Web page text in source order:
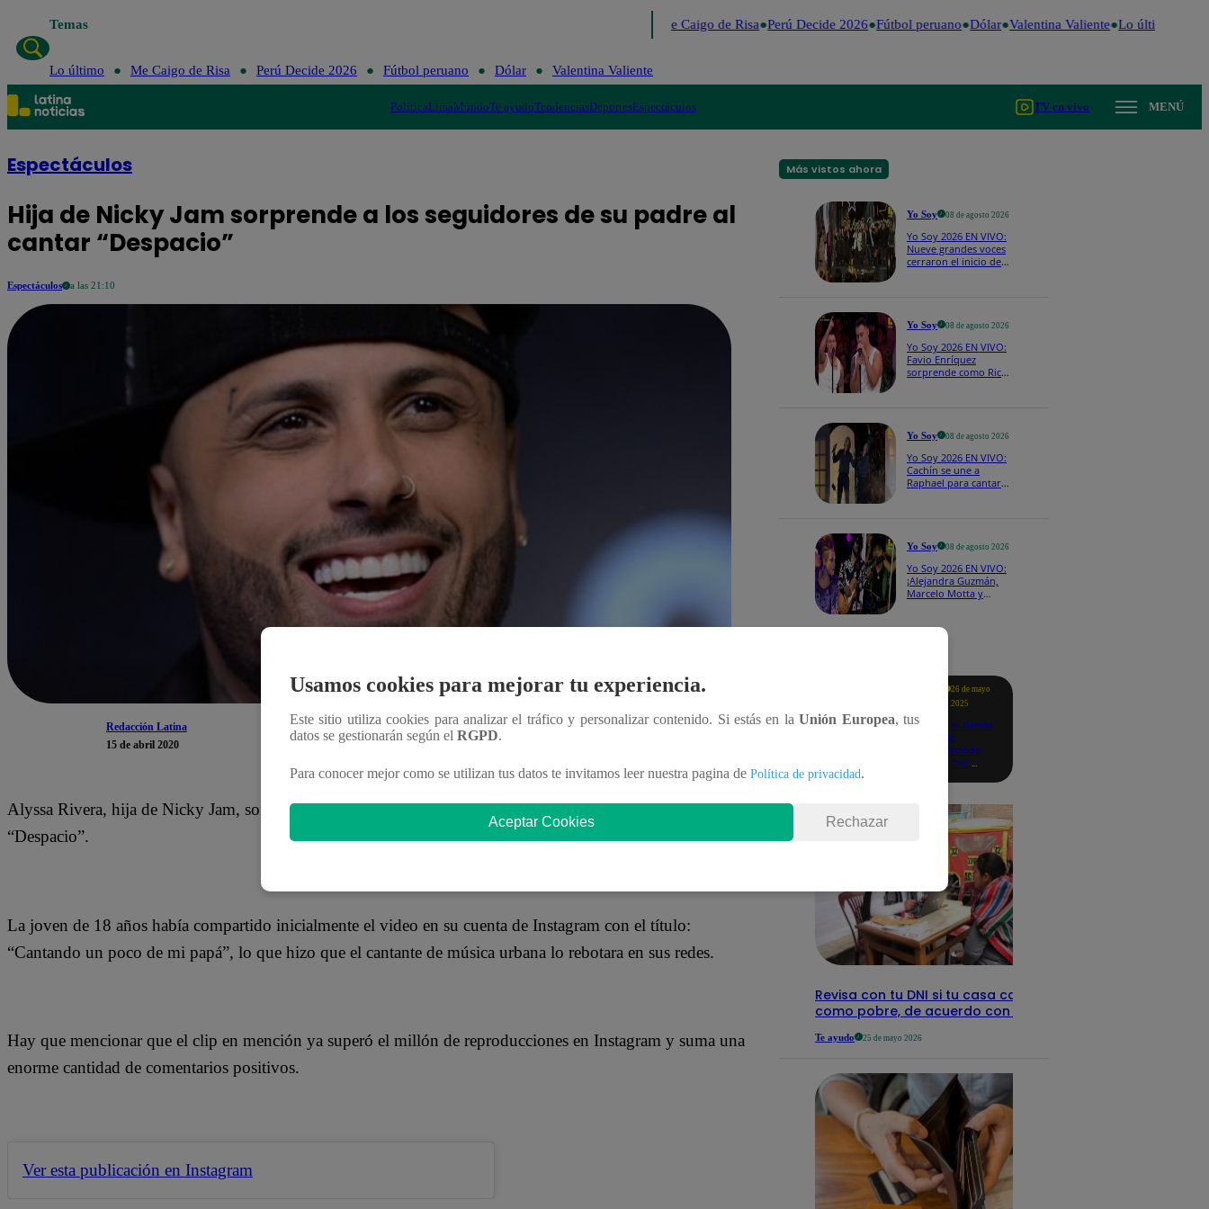
Temas Me Caigo de Risa Perú Decide 2026 Fútbol peruano Dólar Valentina Valiente Lo último
Lo último Me Caigo de Risa Perú Decide 2026 Fútbol peruano Dólar Valentina Valiente
PolíticaLimaMundoTe ayudoTendenciasDeportesEspectáculos TV en vivo MENÚ
Espectáculos
Hija de Nicky Jam sorprende a los seguidores de su padre al
cantar “Despacio”
Espectáculos a las 21:10
Redacción Latina
15 de abril 2020
Alyssa Rivera, hija de Nicky Jam, sorprendió a los seguidores de su padre al cantar el conocido tema
“Despacio”.
La joven de 18 años había compartido inicialmente el video en su cuenta de Instagram con el título:
“Cantando un poco de mi papá”, lo que hizo que el cantante de música urbana lo rebotara en sus redes.
Hay que mencionar que el clip en mención ya superó el millón de reproducciones en Instagram y suma una
enorme cantidad de comentarios positivos.
Ver esta publicación en Instagram
Más vistos ahora
Yo Soy 08 de agosto 2026
Yo Soy 2026 EN VIVO:
Nueve grandes voces
cerraron el inicio de
Yo Soy 08 de agosto 2026
Yo Soy 2026 EN VIVO:
Favio Enríquez
sorprende como Ricky
Yo Soy 08 de agosto 2026
Yo Soy 2026 EN VIVO:
Cachín se une a
Raphael para cantar
Yo Soy 08 de agosto 2026
Yo Soy 2026 EN VIVO:
¡Alejandra Guzmán,
Marcelo Motta y
26 de mayo
2025
Revisa si tienes
deudas
consultando
con tu DNI:
Revisa con tu DNI si tu casa califica
como pobre, de acuerdo con el Sisfoh
Te ayudo 25 de mayo 2026
Usamos cookies para mejorar tu experiencia.
Este sitio utiliza cookies para analizar el tráfico y personalizar contenido. Si estás en laUnión Europea, tus
datos se gestionarán según el RGPD.
Para conocer mejor como se utilizan tus datos te invitamos leer nuestra pagina de Política de privacidad.
Aceptar Cookies Rechazar